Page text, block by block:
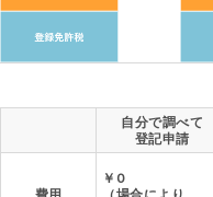
自分で調べて
登記申請
￥0